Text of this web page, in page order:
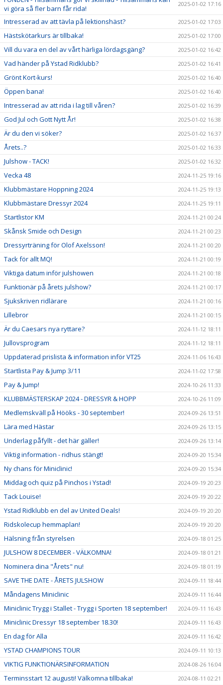
vi göra så fler barn får rida!
2025-01-02 17:16
Intresserad av att tävla på lektionshäst? 2025-01-02 17:03
Hästskötarkurs är tillbaka! 2025-01-02 17:00
Vill du vara en del av vårt härliga lördagsgäng? 2025-01-02 16:42
Vad händer på Ystad Ridklubb? 2025-01-02 16:41
Grönt Kort-kurs! 2025-01-02 16:40
Öppen bana! 2025-01-02 16:40
Intresserad av att rida i lag till våren? 2025-01-02 16:39
God Jul och Gott Nytt År! 2025-01-02 16:38
Är du den vi söker? 2025-01-02 16:37
Årets..? 2025-01-02 16:33
Julshow - TACK! 2025-01-02 16:32
Vecka 48 2024-11-25 19:16
Klubbmästare Hoppning 2024 2024-11-25 19:13
Klubbmästare Dressyr 2024 2024-11-25 19:11
Startlistor KM 2024-11-21 00:24
Skånsk Smide och Design 2024-11-21 00:23
Dressyrträning för Olof Axelsson! 2024-11-21 00:20
Tack för allt MQ! 2024-11-21 00:19
Viktiga datum inför julshowen 2024-11-21 00:18
Funktionär på årets julshow? 2024-11-21 00:17
Sjukskriven ridlärare 2024-11-21 00:16
Lillebror 2024-11-21 00:15
Är du Caesars nya ryttare? 2024-11-12 18:11
Jullovsprogram 2024-11-12 18:11
Uppdaterad prislista & information inför VT25 2024-11-06 16:43
Startlista Pay & Jump 3/11 2024-11-02 17:58
Pay & Jump! 2024-10-26 11:33
KLUBBMÄSTERSKAP 2024 - DRESSYR & HOPP 2024-10-26 11:09
Medlemskväll på Hööks - 30 september! 2024-09-26 13:51
Lära med Hästar 2024-09-26 13:15
Underlag påfyllt - det här gäller! 2024-09-26 13:14
Viktig information - ridhus stängt! 2024-09-20 15:34
Ny chans för Miniclinic! 2024-09-20 15:34
Middag och quiz på Pinchos i Ystad! 2024-09-19 20:23
Tack Louise! 2024-09-19 20:22
Ystad Ridklubb en del av United Deals! 2024-09-19 20:20
Ridskolecup hemmaplan! 2024-09-19 20:20
Hälsning från styrelsen 2024-09-18 01:25
JULSHOW 8 DECEMBER - VÄLKOMNA! 2024-09-18 01:21
Nominera dina "Årets" nu! 2024-09-18 01:19
SAVE THE DATE - ÅRETS JULSHOW 2024-09-11 18:44
Måndagens Miniclinic 2024-09-11 16:44
Miniclinic Trygg i Stallet - Trygg i Sporten 18 september! 2024-09-11 16:43
Miniclinic Dressyr 18 september 18.30! 2024-09-11 16:43
En dag för Alla 2024-09-11 16:42
YSTAD CHAMPIONS TOUR 2024-09-11 10:13
VIKTIG FUNKTIONÄRSINFORMATION 2024-08-26 16:04
Terminsstart 12 augusti! Välkomna tillbaka! 2024-08-11 02:21